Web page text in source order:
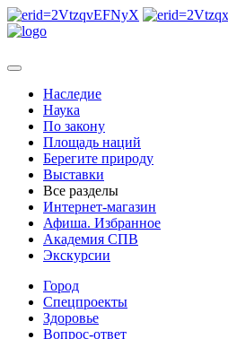
Наследие
Наука
По закону
Площадь наций
Берегите природу
Выставки
Все разделы
Интернет-магазин
Афиша. Избранное
Академия СПВ
Экскурсии
Город
Спецпроекты
Здоровье
Вопрос-ответ